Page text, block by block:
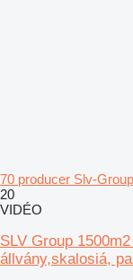
70 producer Slv-
20
VIDÉO
SLV Group
állvány,skalosiá,